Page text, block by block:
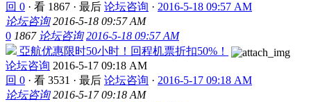
回 0 · 看 1867 · 最后 论坛咨询 · 2016-5-18 09:57 AM
论坛咨询 2016-5-18 09:57 AM
0 1867 论坛咨询 2016-5-18 09:57 AM
亞航优惠限时50小时！回程机票折扣50%！
论坛咨询 2016-5-17 09:18 AM
回 0 · 看 3531 · 最后 论坛咨询 · 2016-5-17 09:18 AM
论坛咨询 2016-5-17 09:18 AM